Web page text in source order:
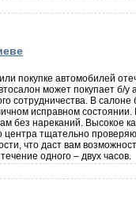
покупке автомобилей
может покупает б/
сотрудничества. В
исправном состоянии.
нареканий. Высокое
тщательно
что даст вам
одного – двух часов.